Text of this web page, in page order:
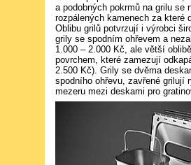
a podobných pokrmů na grilu se
rozpálených kamenech za které
Oblibu grilů potvrzují i výrobci
grily se spodním ohřevem a
1.000 – 2.000 Kč, ale větší
povrchem, které zamezují
2.500 Kč). Grily se dvěma
spodního ohřevu, zavřené grilují
mezeru mezi deskami pro